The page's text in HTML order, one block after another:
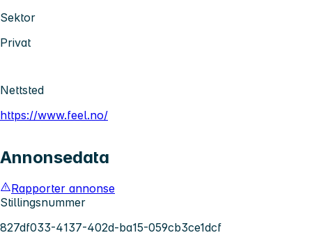
Sektor
Privat
Nettsted
https://www.feel.no/
Annonsedata
Rapporter annonse
Stillingsnummer
827df033-4137-402d-ba15-059cb3ce1dcf